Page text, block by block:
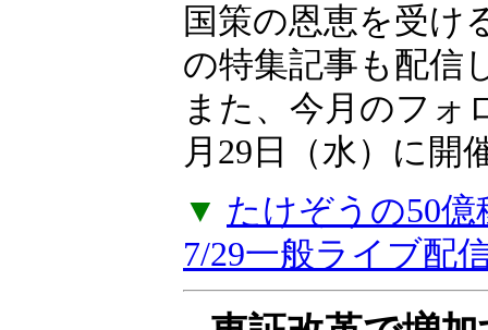
銘柄例、増し担保
国策の恩恵を受け
の特集記事も配信
また、今月のフォ
月29日（水）に開
▼ たけぞうの50
7/29一般ライブ配